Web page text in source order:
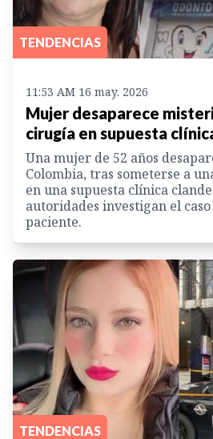
TENDENCIAS
11:53 AM 16 may. 2026
Mujer desaparece
cirugía en supuesta
Una mujer de 52 años
Colombia, tras someterse a
en una supuesta clínica
autoridades investigan el
paciente.
TENDENCIAS